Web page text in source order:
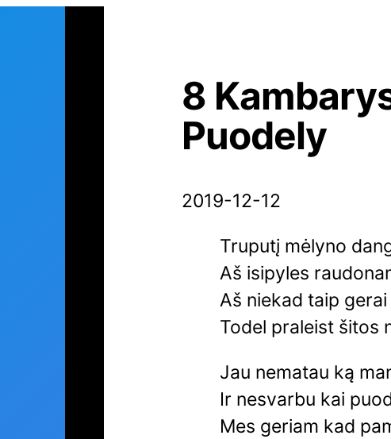
8
Puodely
2019-12-12
Truputį mėlyno
Aš isipyles
Aš niekad taip
Todel praleist šitos
Jau nematau ką
Ir nesvarbu kai
Mes geriam kad